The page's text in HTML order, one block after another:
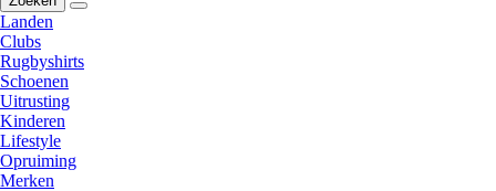
Landen
Clubs
Rugbyshirts
Schoenen
Uitrusting
Kinderen
Lifestyle
Opruiming
Merken